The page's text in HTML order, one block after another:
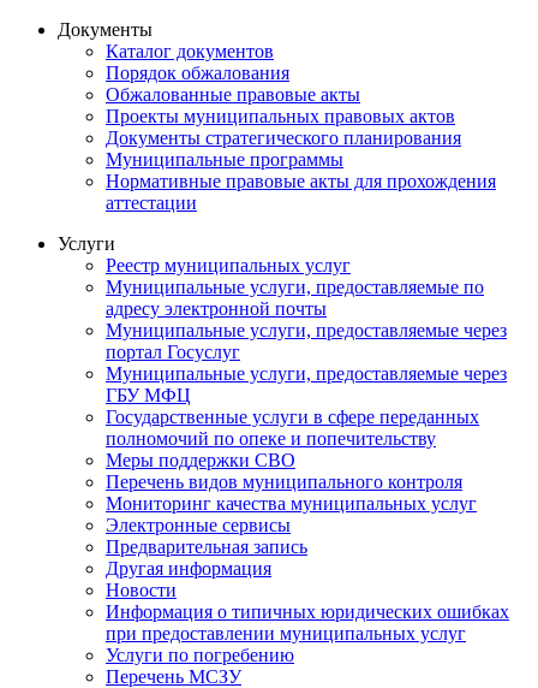
Документы
Каталог документов
Порядок обжалования
Обжалованные правовые акты
Проекты муниципальных правовых актов
Документы стратегического планирования
Муниципальные программы
Нормативные правовые акты для прохождения
аттестации
Услуги
Реестр муниципальных услуг
Муниципальные услуги, предоставляемые по
адресу электронной почты
Муниципальные услуги, предоставляемые через
портал Госуслуг
Муниципальные услуги, предоставляемые через
ГБУ МФЦ
Государственные услуги в сфере переданных
полномочий по опеке и попечительству
Меры поддержки СВО
Перечень видов муниципального контроля
Мониторинг качества муниципальных услуг
Электронные сервисы
Предварительная запись
Другая информация
Новости
Информация о типичных юридических ошибках
при предоставлении муниципальных услуг
Услуги по погребению
Перечень МСЗУ